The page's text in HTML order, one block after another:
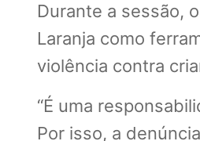
Durante a sessão,
Laranja como
violência contra
“É uma
Por isso, a